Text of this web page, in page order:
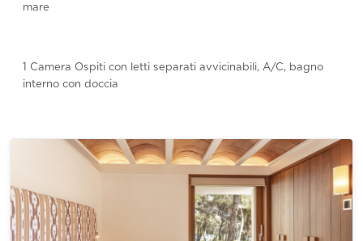
mare
1 Camera Ospiti con letti separati avvicinabili, A/C, bagno
interno con doccia